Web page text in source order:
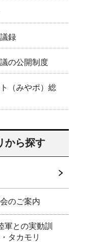
録
の公開制度
（みやポ）総
から探す
のご案内
軍との実動訓
タカモリ